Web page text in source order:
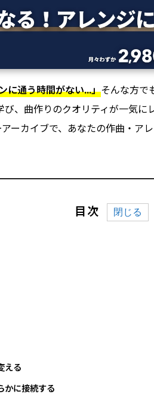
に通う時間がない...」そんな方で
、曲作りのクオリティが一気に
ーカイブで、あなたの作曲・ア
目次
える
かに接続する